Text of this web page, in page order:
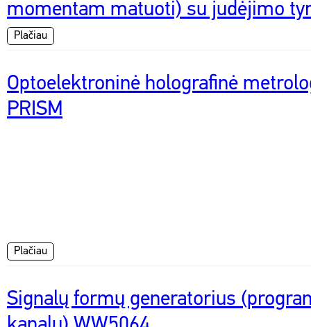
momentam matuoti) su judėjimo
Plačiau
Optoelektroninė holografinė
PRISM
Plačiau
Signalų formų generatorius